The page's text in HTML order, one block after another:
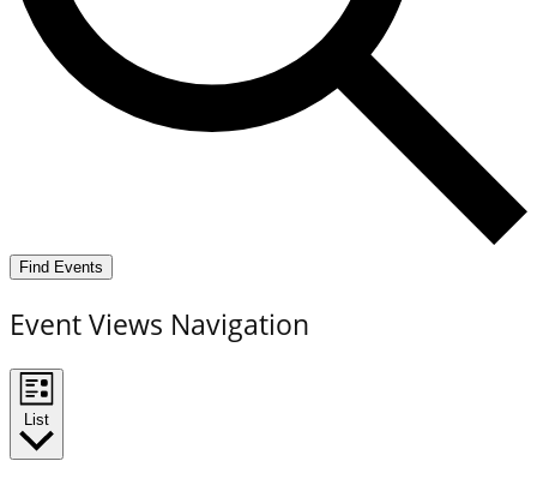
Find Events
Event Views Navigation
List